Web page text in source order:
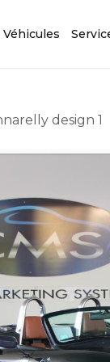
Véhicules
design 1